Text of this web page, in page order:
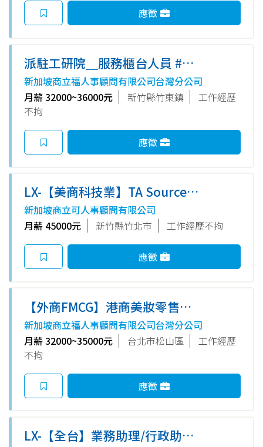
應徵
派駐工研院＿服務櫃台人員 #有
制服套裝
新加坡商立福人事顧問有限公司台灣分公司
月薪 32000~36000元
新竹縣竹東鎮
工作經歷
不拘
應徵
LX-【美商科技業】TA Sourcer
(歡迎新鮮人/無經驗可) #上手後
可以WFH #新竹竹北
新加坡商立可人事顧問有限公司
月薪 45000元
新竹縣竹北市 工作經歷不拘
應徵
【外商FMCG】港商美妝零售龍
頭：電子商務部助理 / 文化自由
開放 / 培訓完整 (歡迎具備電商
後台經驗者)
新加坡商立福人事顧問有限公司台灣分公司
月薪 32000~35000元
台北市松山區
工作經歷
不拘
應徵
LX-【全台】業務助理/行政助理